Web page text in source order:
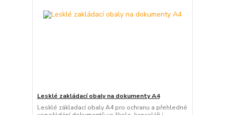
Lesklé zakládací obaly na dokumenty A4
Lesklé základací obaly A4 pro ochranu a přehledné